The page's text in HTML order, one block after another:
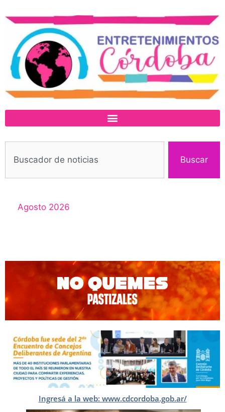
Buscar
Agosto 2026
Ingresá a la web: www.cdcordoba.gob.ar/